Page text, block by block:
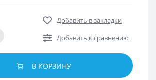
Добавить в закладки
Добавить к сравнению
В КОРЗИНУ